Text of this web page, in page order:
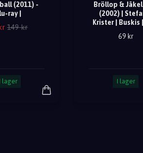
(2011) -
ray |
149 kr
I lager
Bröllop &
(2002) |
Krister | Buskis
69 kr
I lager